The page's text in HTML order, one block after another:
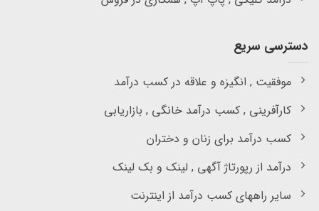
دسترسی سریع
موفقیت , انگیزه و علاقه در کسب درآمد
کارآفرینی , کسب درآمد خانگی , بازاریابی
کسب درآمد برای زنان و دختران
درآمد از رپورتاژ آگهی , لینک و بک لینک
سایر راههای کسب درآمد از اینترنت